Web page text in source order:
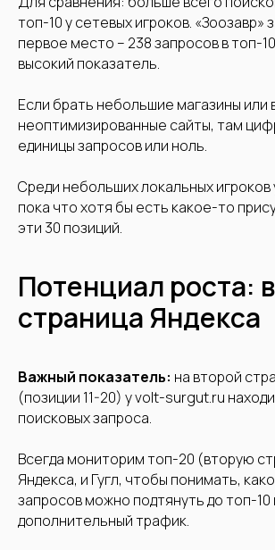
топ-10 у сетевых игроков. «Зоозавр»
первое место – 238 запросов в топ-
высокий показатель.
Если брать небольшие магазины или
неоптимизированные сайты, там
единицы запросов или ноль.
Среди небольших локальных
пока что хотя бы есть какое-то
эти 30 позиций.
Потенциал роста:
страница Яндекса
Важный показатель: на второй
(позиции 11-20) у volt-surgut.ru
поисковых запроса.
Всегда мониторим топ-20 (вторую
Яндекса, и Гугл, чтобы понимать,
запросов можно подтянуть до топ-10
дополнительный трафик.
На связи с 10:00 до 20:00 по
МСК, без выходных
Территориально находимся в
+7 (495) 152-02-25
Телеграм
sales@vetbranding.ru